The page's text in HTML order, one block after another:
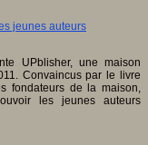
UPblisher, une maison
Convaincus par le livre
fondateurs de la maison,
les jeunes auteurs